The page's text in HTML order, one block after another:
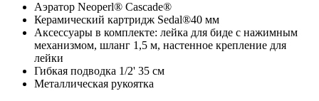
Аэратор Neoperl® Cascade®
Керамический картридж Sedal®40 мм
Аксессуары в комплекте: лейка для биде с нажимным
механизмом, шланг 1,5 м, настенное крепление для
лейки
Гибкая подводка 1/2' 35 см
Металлическая рукоятка